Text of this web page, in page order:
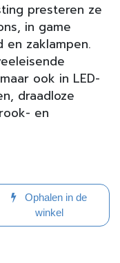
presteren ze
in game
zaklampen.
ook in LED-
draadloze
en
Ophalen in de
winkel